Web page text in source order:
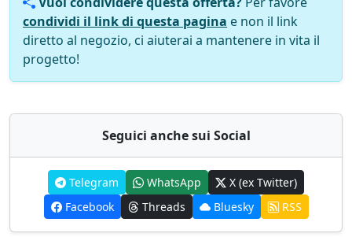
condividi il link di questa pagina e non il link
diretto al negozio, ci aiuterai a mantenere in vita il
progetto!
Seguici anche sui Social
Telegram WhatsApp
X (ex Twitter)
Facebook
Threads Bluesky RSS